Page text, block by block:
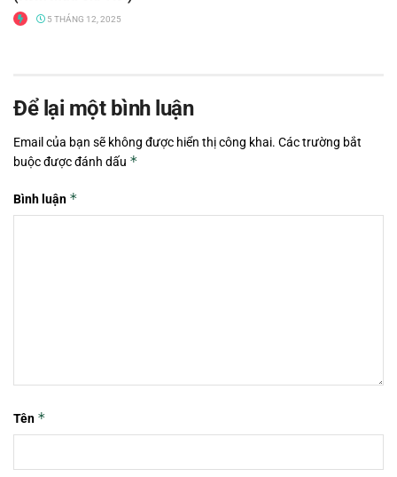
5 THÁNG 12, 2025
Để lại một bình luận
Email của bạn sẽ không được hiển thị công khai. Các trường bắt
buộc được đánh dấu *
Bình luận *
Tên *